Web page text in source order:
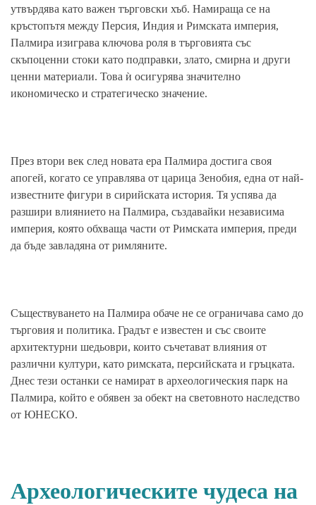
утвърдява като важен търговски хъб. Намираща се на
кръстопътя между Персия, Индия и Римската империя,
Палмира изиграва ключова роля в търговията със
скъпоценни стоки като подправки, злато, смирна и други
ценни материали. Това ѝ осигурява значително
икономическо и стратегическо значение.
През втори век след новата ера Палмира достига своя
апогей, когато се управлява от царица Зенобия, една от най-
известните фигури в сирийската история. Тя успява да
разшири влиянието на Палмира, създавайки независима
империя, която обхваща части от Римската империя, преди
да бъде завладяна от римляните.
Съществуването на Палмира обаче не се ограничава само до
търговия и политика. Градът е известен и със своите
архитектурни шедьоври, които съчетават влияния от
различни култури, като римската, персийската и гръцката.
Днес тези останки се намират в археологическия парк на
Палмира, който е обявен за обект на световното наследство
от ЮНЕСКО.
Археологическите чудеса на